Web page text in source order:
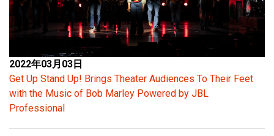
2022年03月03日
Get Up Stand Up! Brings Theater Audiences To Their Feet
with the Music of Bob Marley Powered by JBL
Professional